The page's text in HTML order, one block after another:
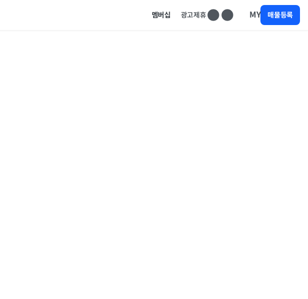
멤버십 광고제휴 MY 매물등록